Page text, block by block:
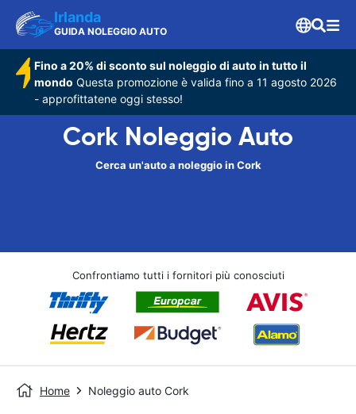
Irlanda
GUIDA NOLEGGIO AUTO
Fino a 20% di sconto sul noleggio di auto in tutto il
mondo Questa promozione è valida fino a 11 agosto 2026
- approfittatene oggi stesso!
Cork Noleggio Auto
Cerca un'auto a noleggio in Cork
Confrontiamo tutti i fornitori più conosciuti
Home Noleggio auto Cork